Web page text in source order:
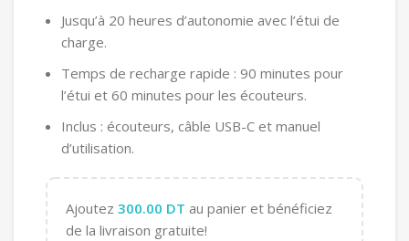
Jusqu’à 20 heures d’autonomie avec l’étui de
charge.
Temps de recharge rapide : 90 minutes pour
l’étui et 60 minutes pour les écouteurs.
Inclus : écouteurs, câble USB-C et manuel
d’utilisation.
Ajoutez 300.00 DT au panier et bénéficiez
de la livraison gratuite!